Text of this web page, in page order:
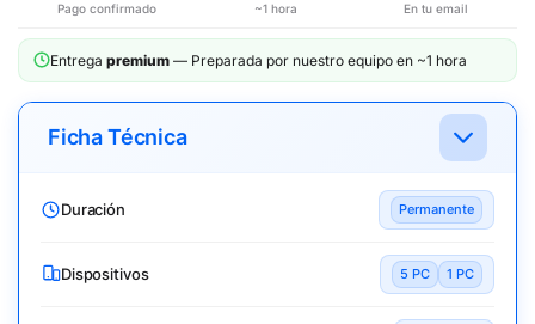
Pago confirmado
~1 hora
En tu email
Entrega premium — Preparada por nuestro equipo en ~1 hora
Ficha Técnica
Duración Permanente
Dispositivos 5 PC 1 PC